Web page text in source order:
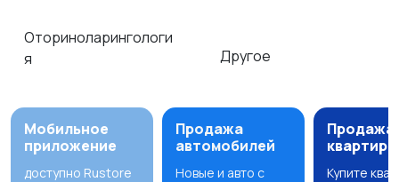
Оториноларингологи
я
Другое
Мобильное
приложение
доступно Rustore
Продажа
автомобилей
Новые и авто с
Продажа
квартир
Купите